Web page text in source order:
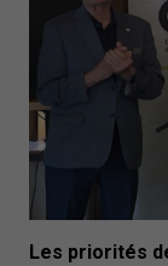
Les priorités